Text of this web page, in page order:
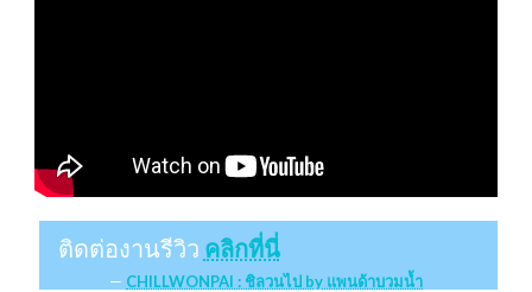
ติดต่องานรีวิว คลิกที่นี่
CHILLWONPAI : ชิลวนไป by แพนด้าบวมน้ำ